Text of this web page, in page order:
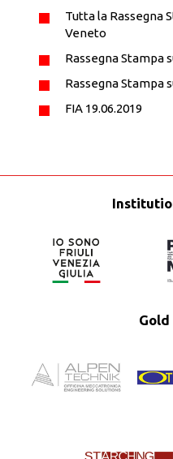
Tutta la Rassegna
Veneto
Rassegna Stampa
Rassegna Stampa
FIA 19.06.2019
Gold